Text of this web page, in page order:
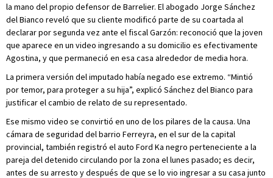
la mano del propio defensor de Barrelier. El abogado Jorge Sánchez
del Bianco reveló que su cliente modificó parte de su coartada al
declarar por segunda vez ante el fiscal Garzón: reconoció que la joven
que aparece en un video ingresando a su domicilio es efectivamente
Agostina, y que permaneció en esa casa alrededor de media hora.
La primera versión del imputado había negado ese extremo. “Mintió
por temor, para proteger a su hija”, explicó Sánchez del Bianco para
justificar el cambio de relato de su representado.
Ese mismo video se convirtió en uno de los pilares de la causa. Una
cámara de seguridad del barrio Ferreyra, en el sur de la capital
provincial, también registró el auto Ford Ka negro perteneciente a la
pareja del detenido circulando por la zona el lunes pasado; es decir,
antes de su arresto y después de que se lo vio ingresar a su casa junto